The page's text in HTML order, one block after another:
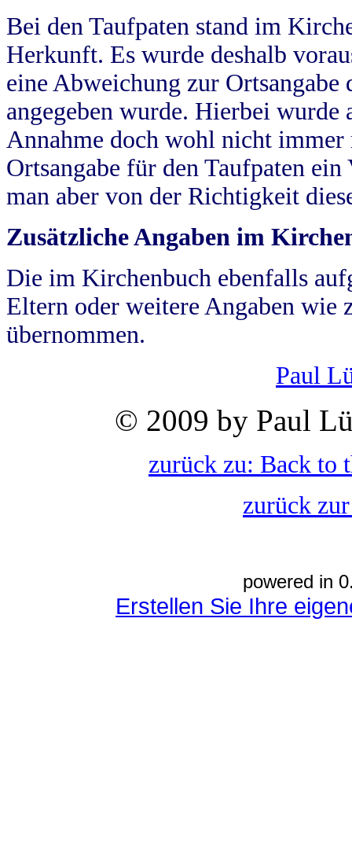
Bei den Taufpaten stand im
Herkunft. Es wurde deshalb
eine Abweichung zur
angegeben wurde. Hierbei wurde
Annahme doch wohl nicht
Ortsangabe für den Taufpaten
man aber von der Richtigkeit
Zusätzliche Angaben im
Die im Kirchenbuch ebenfalls
Eltern oder weitere Angaben wie
übernommen.
Paul
© 2009 by Paul
zurück zu: Back to
zurück
powered in
Erstellen Sie Ihre